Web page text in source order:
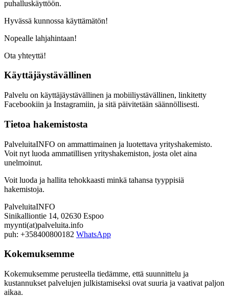
puhalluskäyttöön.
Hyvässä kunnossa käyttämätön!
Nopealle lahjahintaan!
Ota yhteyttä!
Käyttäjäystävällinen
Palvelu on käyttäjäystävällinen ja mobiiliystävällinen, linkitetty
Facebookiin ja Instagramiin, ja sitä päivitetään säännöllisesti.
Tietoa hakemistosta
PalveluitaINFO on ammattimainen ja luotettava yrityshakemisto.
Voit nyt luoda ammatillisen yrityshakemiston, josta olet aina
unelmoinut.
Voit luoda ja hallita tehokkaasti minkä tahansa tyyppisiä
hakemistoja.
PalveluitaINFO
Sinikalliontie 14, 02630 Espoo
myynti(at)palveluita.info
puh: +358400800182 WhatsApp
Kokemuksemme
Kokemuksemme perusteella tiedämme, että suunnittelu ja
kustannukset palvelujen julkistamiseksi ovat suuria ja vaativat paljon
aikaa.